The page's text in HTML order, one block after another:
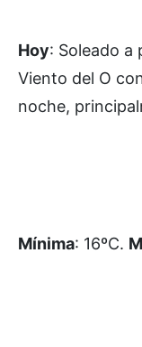
Hoy: Soleado a
Viento del O
noche,
Mínima: 16ºC.